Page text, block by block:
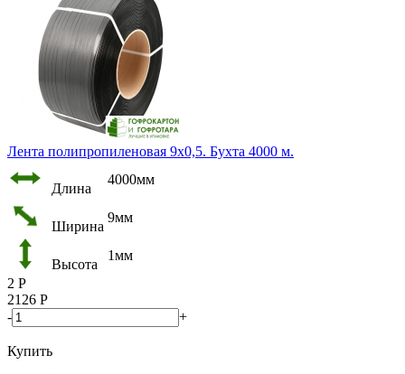
Лента полипропиленовая 9х0,5. Бухта 4000 м.
Длина
4000мм
Ширина
9мм
Высота
1мм
2 Р
2126 Р
-
+
Купить